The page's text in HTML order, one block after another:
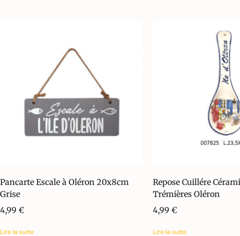
Pancarte Escale à Oléron 20x8cm
Grise
4,99 €
Lire la suite
Repose Cuillére
Trémières Oléron
4,99 €
Lire la suite